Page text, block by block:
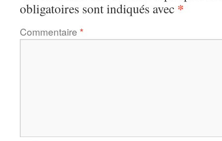
obligatoires sont indiqués avec *
Commentaire *